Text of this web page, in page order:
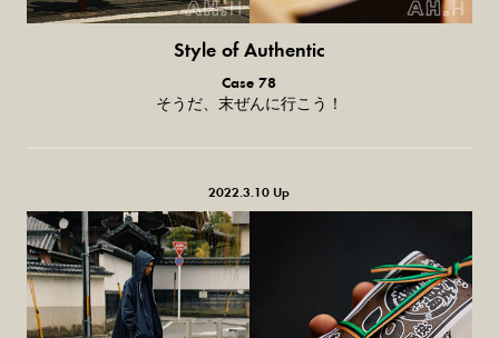
Style of Authentic
普通の服、
普通のスタイル。
Case 78
そうだ、末ぜんに行こう！
2022.3.10 Up